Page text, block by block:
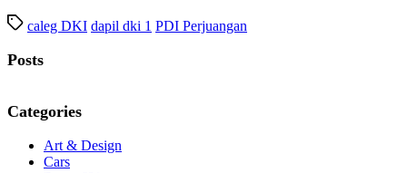
caleg DKI dapil dki 1 PDI Perjuangan
Posts
Categories
Art & Design
Cars